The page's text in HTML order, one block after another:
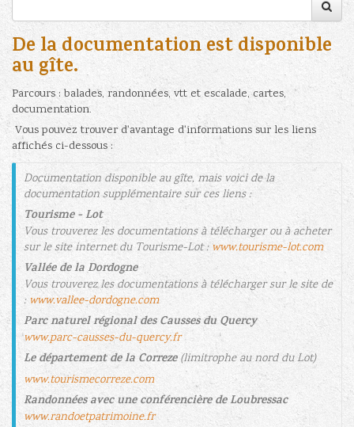
De la documentation est disponible
au gîte.
Parcours : balades, randonnées, vtt et escalade, cartes,
documentation.
Vous pouvez trouver d'avantage d'informations sur les liens
affichés ci-dessous :
Documentation disponible au gîte, mais voici de la
documentation supplémentaire sur ces liens :
Tourisme - Lot
Vous trouverez les documentations à télécharger ou à acheter
sur le site internet du Tourisme-Lot :www.tourisme-lot.com
Vallée de la Dordogne
Vous trouverez les documentations à télécharger sur le site de
:www.vallee-dordogne.com
Parc naturel régional des Causses du Quercy
www.parc-causses-du-quercy.fr
Le département de la Correze(limitrophe au nord du Lot)
www.tourismecorreze.com
Randonnées avec une conférencière de Loubressac
www.randoetpatrimoine.fr